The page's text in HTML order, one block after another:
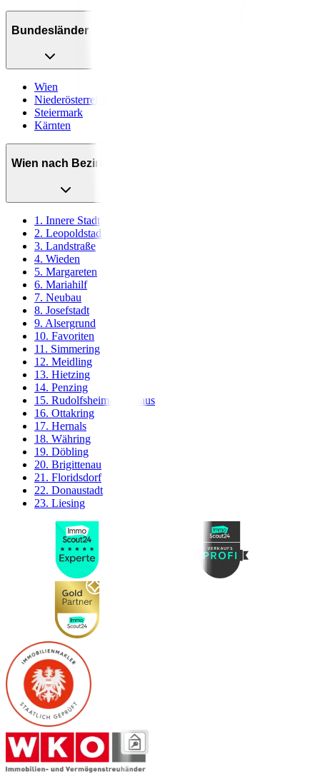
Bundesländer
Wien
Niederösterreich
Steiermark
Kärnten
Wien nach Bezirken
1. Innere Stadt
2. Leopoldstadt
3. Landstraße
4. Wieden
5. Margareten
6. Mariahilf
7. Neubau
8. Josefstadt
9. Alsergrund
10. Favoriten
11. Simmering
12. Meidling
13. Hietzing
14. Penzing
15. Rudolfsheim-Fünfhaus
16. Ottakring
17. Hernals
18. Währing
19. Döbling
20. Brigittenau
21. Floridsdorf
22. Donaustadt
23. Liesing